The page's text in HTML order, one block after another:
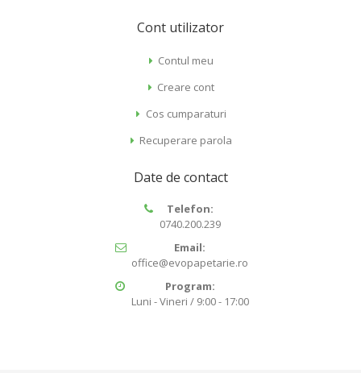
Cont utilizator
Contul meu
Creare cont
Cos cumparaturi
Recuperare parola
Date de contact
Telefon:
0740.200.239
Email:
office@evopapetarie.ro
Program:
Luni - Vineri / 9:00 - 17:00